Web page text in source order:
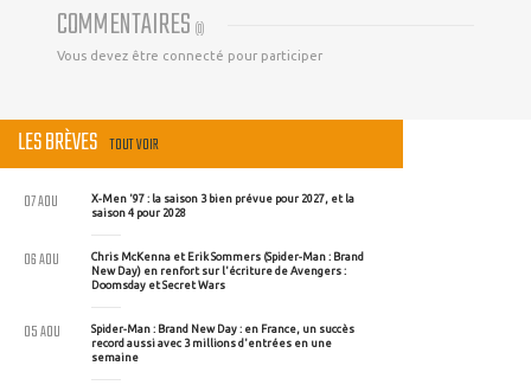
COMMENTAIRES (0)
Vous devez être connecté pour participer
LES BRÈVES TOUT VOIR
X-Men '97 : la saison 3 bien prévue pour 2027, et la
saison 4 pour 2028
07 AOU
Chris McKenna et Erik Sommers (Spider-Man : Brand
New Day) en renfort sur l'écriture de Avengers :
Doomsday et Secret Wars
06 AOU
Spider-Man : Brand New Day : en France, un succès
record aussi avec 3 millions d'entrées en une
semaine
05 AOU